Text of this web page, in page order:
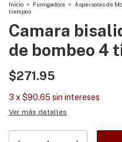
Inicio > Fumigadora > Aspersoras de
tiempos
Camara
de bombeo 4
$271.95
3 x$90.65 sin intereses
Ver más detalles